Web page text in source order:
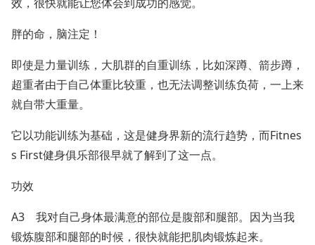
胖的命，脑注定！
即使是力量训练，大肌群的自重训练，比如深蹲、箭步蹲，
超重者由于自己体重比较重，也无法调整训练负荷，一上来
就自带大重量。
它以功能训练为基础，这是健身界新的流行趋势，而Fitnes
s First健身俱乐部很早就了解到了这一点。
功效
A3 我对自己身体最满意的部位是腹部和腿部。因为当我
锻炼腹部和腿部的时候，很快就能把肌肉锻炼起来。